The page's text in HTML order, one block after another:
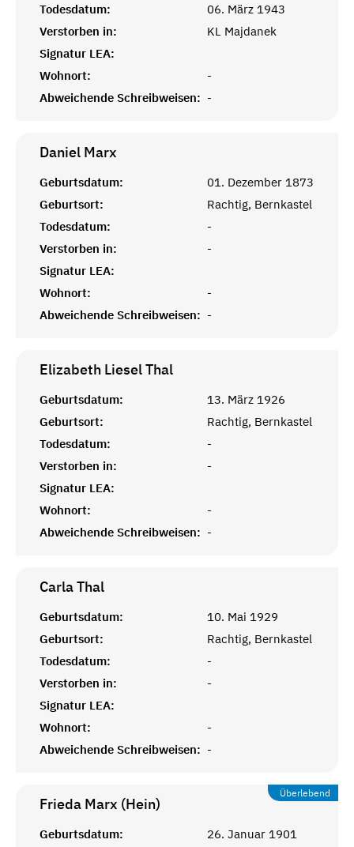
Todesdatum:
06. März 1943
Verstorben in:
KL Majdanek
Signatur LEA:
Wohnort:
-
Abweichende Schreibweisen: -
Daniel Marx
Geburtsdatum:
01. Dezember 1873
Geburtsort:
Rachtig, Bernkastel
Todesdatum:
-
Verstorben in:
-
Signatur LEA:
Wohnort:
-
Abweichende Schreibweisen: -
Elizabeth LieselThal
Geburtsdatum:
13. März 1926
Geburtsort:
Rachtig, Bernkastel
Todesdatum:
-
Verstorben in:
-
Signatur LEA:
Wohnort:
-
Abweichende Schreibweisen: -
CarlaThal
Geburtsdatum:
10. Mai 1929
Geburtsort:
Rachtig, Bernkastel
Todesdatum:
-
Verstorben in:
-
Signatur LEA:
Wohnort:
-
Abweichende Schreibweisen: -
Überlebend
Frieda Marx (Hein)
Geburtsdatum:
26. Januar 1901